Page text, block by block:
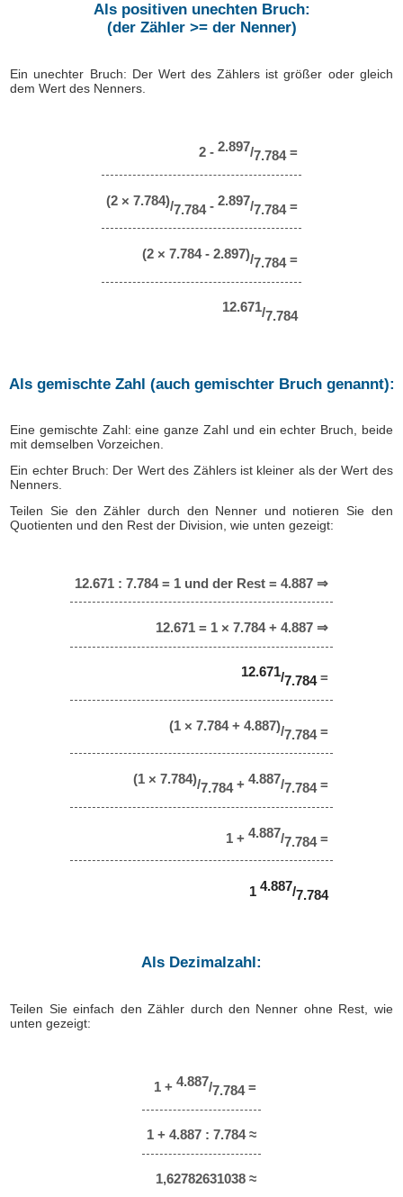
Als positiven unechten Bruch:
(der Zähler >= der Nenner)
Ein unechter Bruch: Der Wert des Zählers ist größer oder gleich
dem Wert des Nenners.
2 - 2.897/7.784 =
(2 × 7.784)/7.784 - 2.897/7.784 =
(2 × 7.784 - 2.897)/7.784 =
12.671/7.784
Als gemischte Zahl (auch gemischter Bruch genannt):
Eine gemischte Zahl: eine ganze Zahl und ein echter Bruch, beide
mit demselben Vorzeichen.
Ein echter Bruch: Der Wert des Zählers ist kleiner als der Wert des
Nenners.
Teilen Sie den Zähler durch den Nenner und notieren Sie den
Quotienten und den Rest der Division, wie unten gezeigt:
12.671 : 7.784 = 1 und der Rest = 4.887 ⇒
12.671 = 1 × 7.784 + 4.887 ⇒
12.671/7.784 =
(1 × 7.784 + 4.887)/7.784 =
(1 × 7.784)/7.784 + 4.887/7.784 =
1 + 4.887/7.784 =
1 4.887/7.784
Als Dezimalzahl:
Teilen Sie einfach den Zähler durch den Nenner ohne Rest, wie
unten gezeigt:
1 + 4.887/7.784 =
1 + 4.887 : 7.784 ≈
1,62782631038 ≈